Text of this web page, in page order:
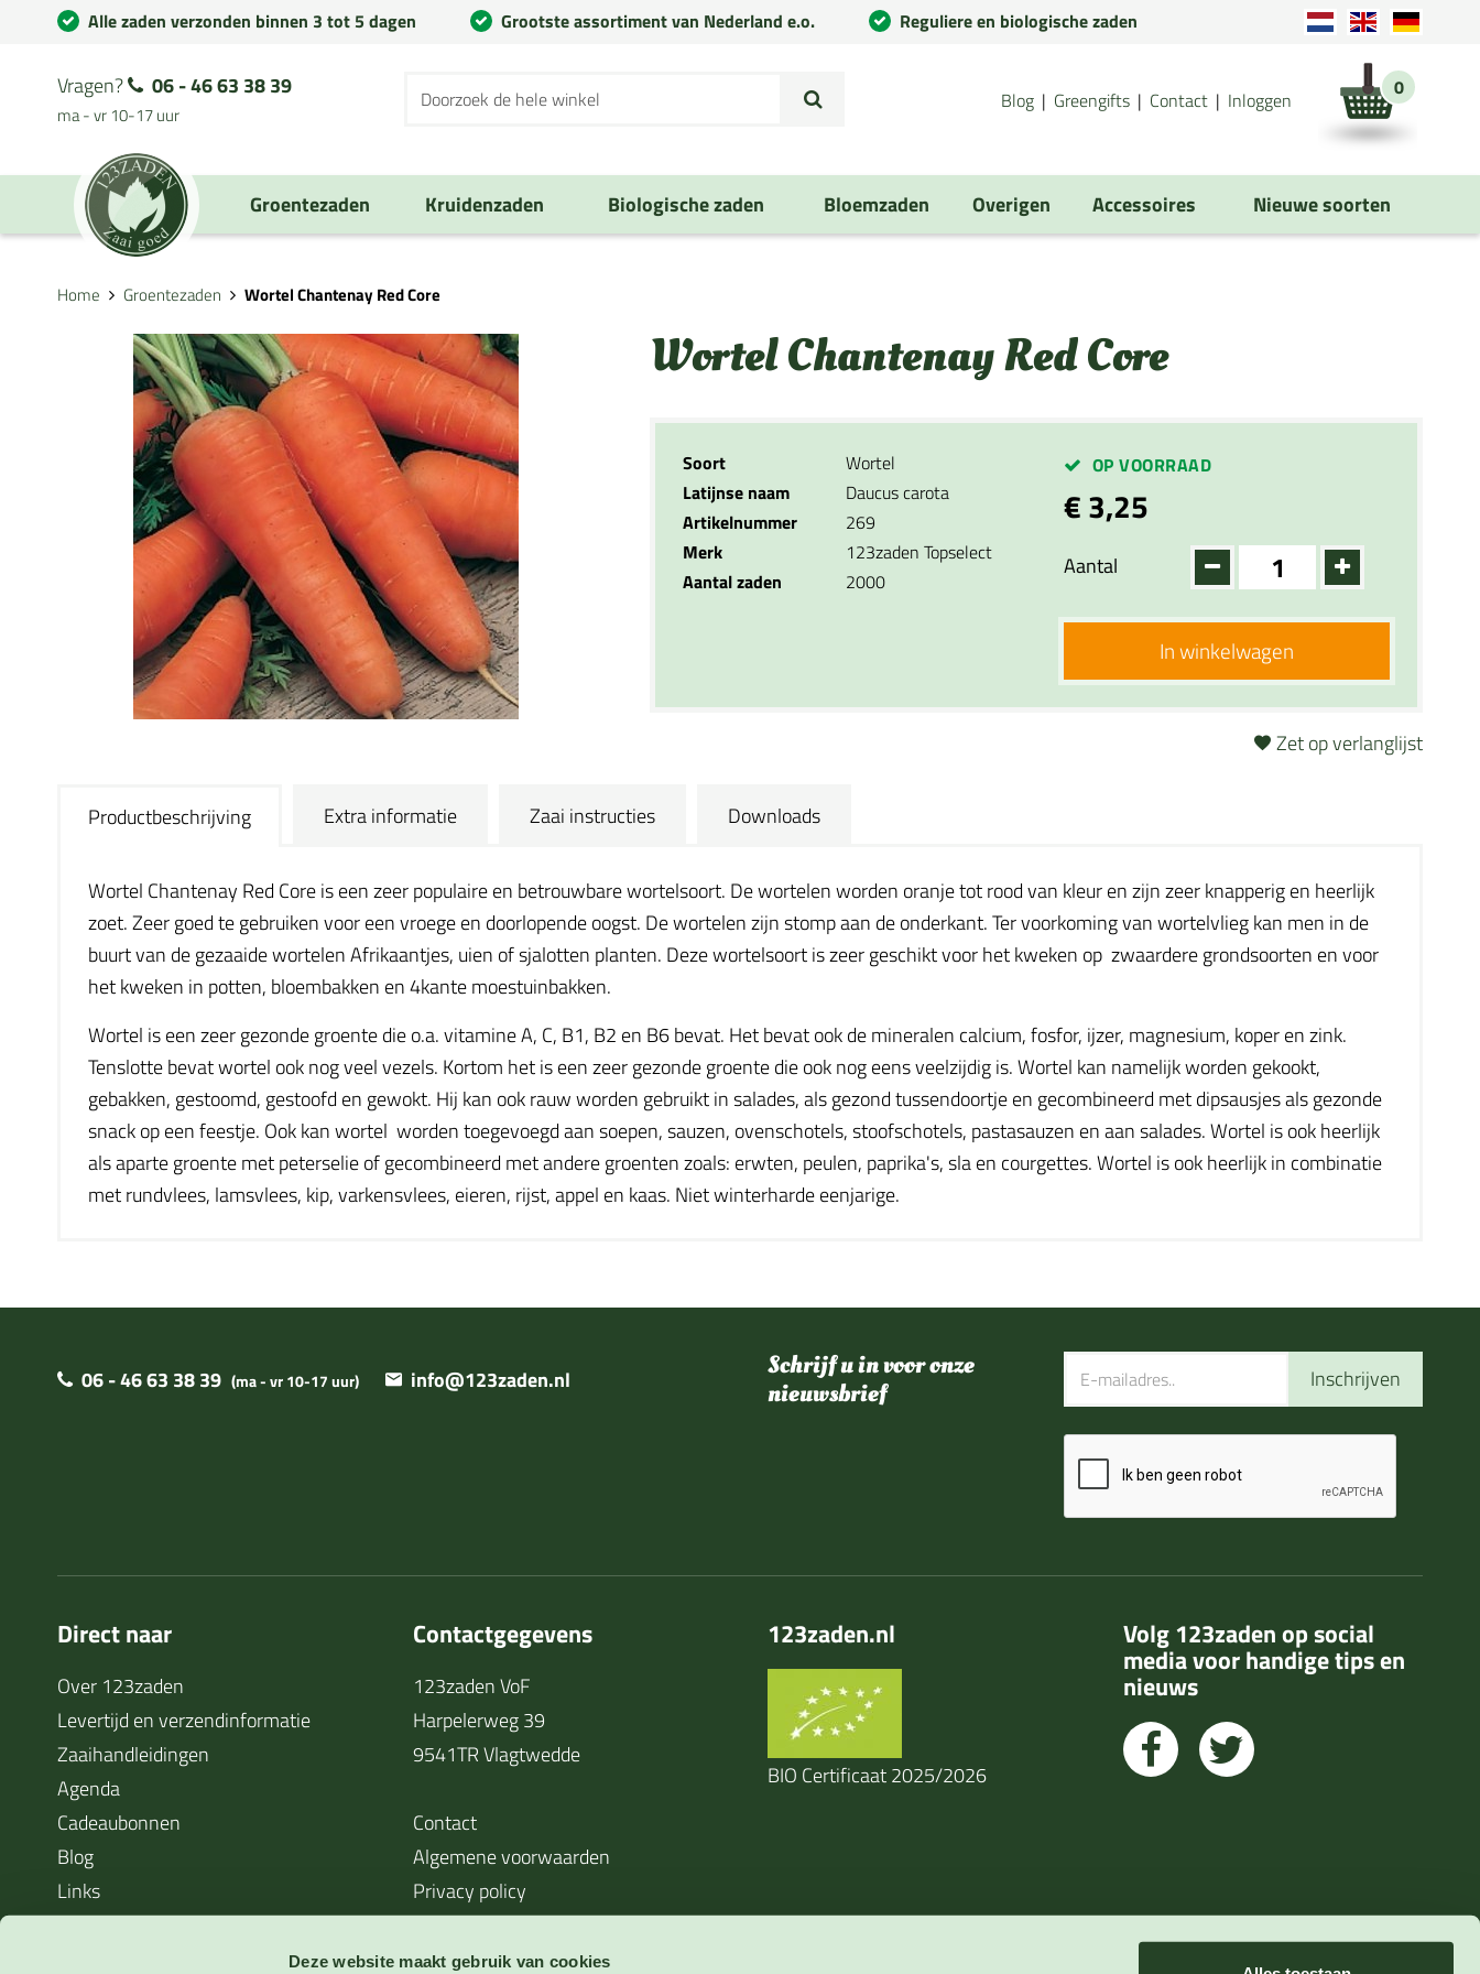
Deze website maakt gebruik van cookies
Alle zaden verzonden binnen 3 tot 5 dagen Grootste assortiment van Nederland e.o. Reguliere en biologische zaden
Vragen? 06 - 46 63 38 39
ma - vr 10-17 uur
Blog Greengifts Contact Inloggen 0
Groentezaden Kruidenzaden Biologische zaden Bloemzaden Overigen Accessoires Nieuwe soorten
Home Groentezaden Wortel Chantenay Red Core
Wortel Chantenay Red Core
Soort
Wortel
Latijnse naam
Daucus carota
Artikelnummer
269
Merk
123zaden Topselect
Aantal zaden
2000
OP VOORRAAD
€ 3,25
Aantal
In winkelwagen
Zet op verlanglijst
Productbeschrijving Extra informatie Zaai instructies Downloads
Wortel Chantenay Red Core is een zeer populaire en betrouwbare wortelsoort. De wortelen worden oranje tot rood van kleur en zijn zeer knapperig en heerlijk
zoet. Zeer goed te gebruiken voor een vroege en doorlopende oogst. De wortelen zijn stomp aan de onderkant. Ter voorkoming van wortelvlieg kan men in de
buurt van de gezaaide wortelen Afrikaantjes, uien of sjalotten planten. Deze wortelsoort is zeer geschikt voor het kweken op zwaardere grondsoorten en voor
het kweken in potten, bloembakken en 4kante moestuinbakken.
Wortel is een zeer gezonde groente die o.a. vitamine A, C, B1, B2 en B6 bevat. Het bevat ook de mineralen calcium, fosfor, ijzer, magnesium, koper en zink.
Tenslotte bevat wortel ook nog veel vezels. Kortom het is een zeer gezonde groente die ook nog eens veelzijdig is. Wortel kan namelijk worden gekookt,
gebakken, gestoomd, gestoofd en gewokt. Hij kan ook rauw worden gebruikt in salades, als gezond tussendoortje en gecombineerd met dipsausjes als gezonde
snack op een feestje. Ook kan wortel worden toegevoegd aan soepen, sauzen, ovenschotels, stoofschotels, pastasauzen en aan salades. Wortel is ook heerlijk
als aparte groente met peterselie of gecombineerd met andere groenten zoals: erwten, peulen, paprika's, sla en courgettes. Wortel is ook heerlijk in combinatie
met rundvlees, lamsvlees, kip, varkensvlees, eieren, rijst, appel en kaas. Niet winterharde eenjarige.
06 - 46 63 38 39 (ma - vr 10-17 uur) info@123zaden.nl
Schrijf u in voor onze
nieuwsbrief
Inschrijven
Direct naar
Over 123zaden
Levertijd en verzendinformatie
Zaaihandleidingen
Agenda
Cadeaubonnen
Blog
Links
Cookieverklaring
Waarom zaden soms niet kiemen
Contactgegevens
123zaden VoF
Harpelerweg 39
9541TR Vlagtwedde
Contact
Algemene voorwaarden
Privacy policy
123zaden.nl
BIO Certificaat 2025/2026
Volg 123zaden op social
media voor handige tips en
nieuws